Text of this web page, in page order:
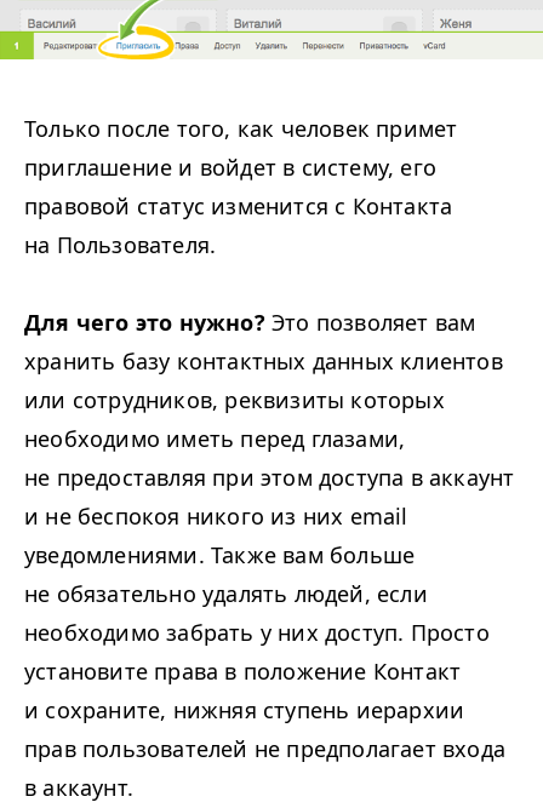
Только после того, как человек примет
приглашение и войдет в систему, его
правовой статус изменится с Контакта
на Пользователя.
Для чего это нужно? Это позволяет вам
хранить базу контактных данных клиентов
или сотрудников, реквизиты которых
необходимо иметь перед глазами,
не предоставляя при этом доступа в аккаунт
и не беспокоя никого из них email
уведомлениями. Также вам больше
не обязательно удалять людей, если
необходимо забрать у них доступ. Просто
установите права в положение Контакт
и сохраните, нижняя ступень иерархии
прав пользователей не предполагает входа
в аккаунт.